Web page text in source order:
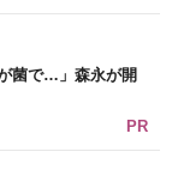
菌で…」森永が開
PR